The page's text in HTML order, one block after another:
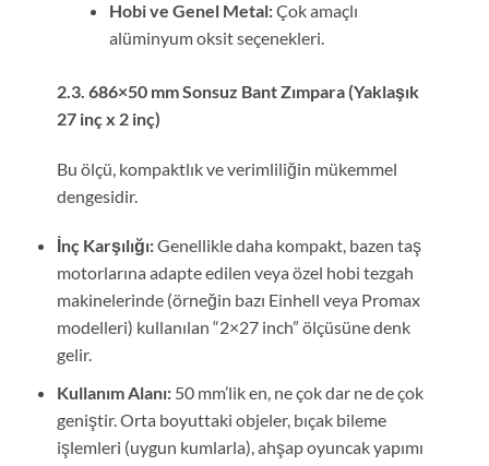
Hobi ve Genel Metal:Çok amaçlı
alüminyum oksit seçenekleri.
2.3. 686×50 mm Sonsuz Bant Zımpara (Yaklaşık
27 inç x 2 inç)
Bu ölçü, kompaktlık ve verimliliğin mükemmel
dengesidir.
İnç Karşılığı:Genellikle daha kompakt, bazen taş
motorlarına adapte edilen veya özel hobi tezgah
makinelerinde (örneğin bazı Einhell veya Promax
modelleri) kullanılan “2×27 inch” ölçüsüne denk
gelir.
Kullanım Alanı:50 mm’lik en, ne çok dar ne de çok
geniştir. Orta boyuttaki objeler, bıçak bileme
işlemleri (uygun kumlarla), ahşap oyuncak yapımı